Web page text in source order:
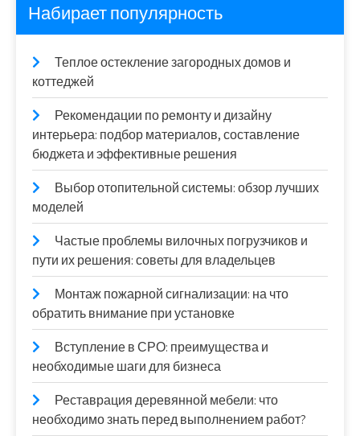
Набирает популярность
Теплое остекление загородных домов и
коттеджей
Рекомендации по ремонту и дизайну
интерьера: подбор материалов, составление
бюджета и эффективные решения
Выбор отопительной системы: обзор лучших
моделей
Частые проблемы вилочных погрузчиков и
пути их решения: советы для владельцев
Монтаж пожарной сигнализации: на что
обратить внимание при установке
Вступление в СРО: преимущества и
необходимые шаги для бизнеса
Реставрация деревянной мебели: что
необходимо знать перед выполнением работ?